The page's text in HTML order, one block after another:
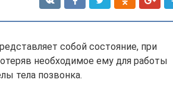
собой состояние, при
необходимое ему для работы
тела позвонка.